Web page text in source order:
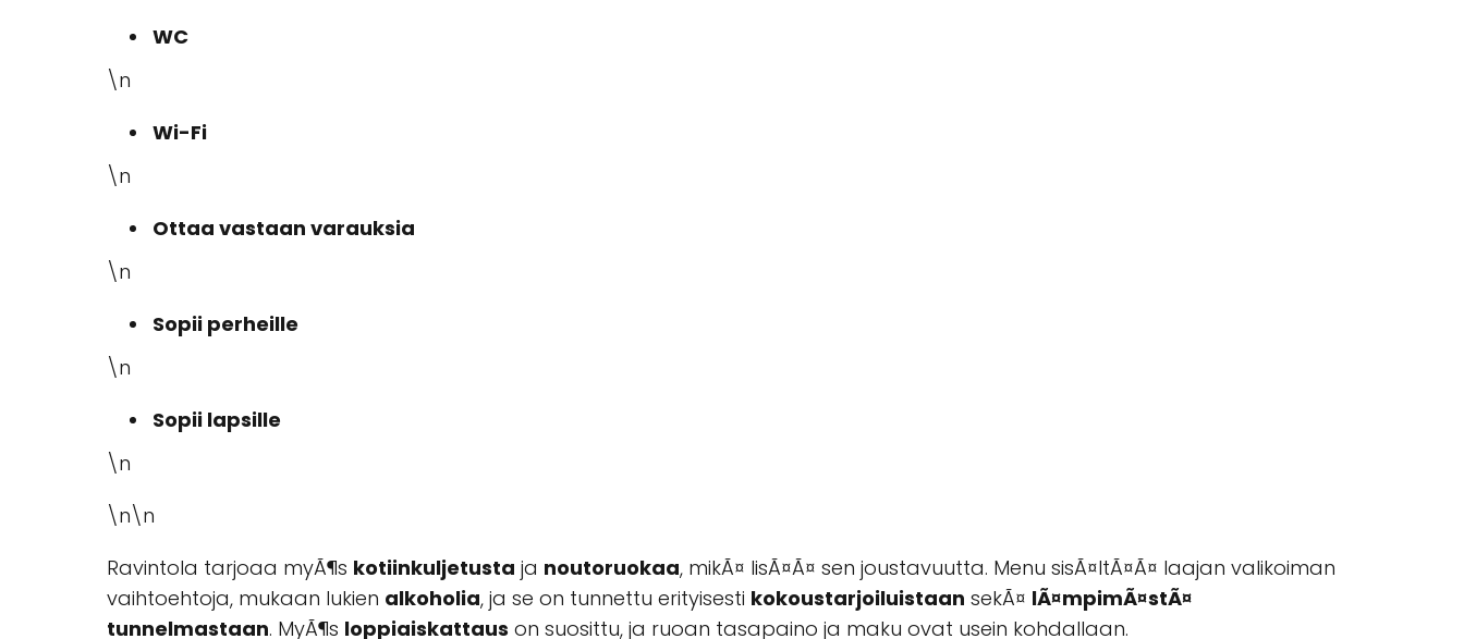
WC
\n
Wi-Fi
\n
Ottaa vastaan varauksia
\n
Sopii perheille
\n
Sopii lapsille
\n
\n\n
Ravintola tarjoaa myÃ¶s kotiinkuljetusta ja noutoruokaa, mikÃ¤ lisÃ¤Ã¤ sen joustavuutta. Menu sisÃ¤ltÃ¤Ã¤ laajan valikoiman
vaihtoehtoja, mukaan lukien alkoholia, ja se on tunnettu erityisesti kokoustarjoiluistaan sekÃ¤ lÃ¤mpimÃ¤stÃ¤
tunnelmastaan. MyÃ¶s loppiaiskattaus on suosittu, ja ruoan tasapaino ja maku ovat usein kohdallaan.